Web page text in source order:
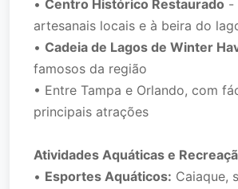
• Centro Histórico Restaurado -
artesanais locais e à beira do
• Cadeia de Lagos de Winter
famosos da região
• Entre Tampa e Orlando, com
principais atrações
Atividades Aquáticas e
• Esportes Aquáticos: Caiaque,